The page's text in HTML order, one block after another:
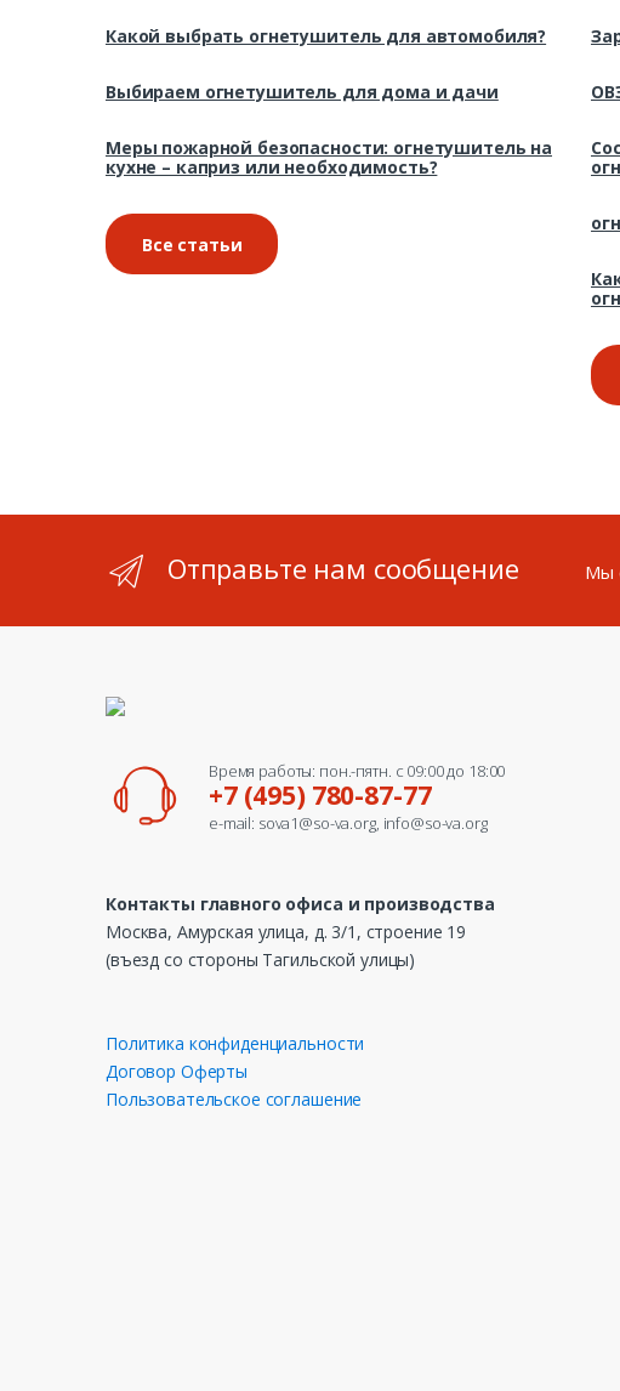
Какой выбрать огнетушитель для автомобиля?
Выбираем огнетушитель для дома и дачи
Меры пожарной безопасности: огнетушитель на
кухне – каприз или необходимость?
Все статьи
Отправьте нам сообщение Мы
Время работы: пон.-пятн. с 09:00 до 18:00
+7 (495) 780-87-77
e-mail: sova1@so-va.org, info@so-va.org
Контакты главного офиса и производства
Москва, Амурская улица, д. 3/1, строение 19
(въезд со стороны Тагильской улицы)
Политика конфиденциальности
Договор Оферты
Пользовательское соглашение